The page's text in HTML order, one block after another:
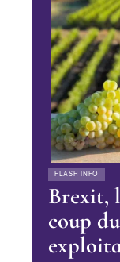
FLASH INFO
Brexit,
coup